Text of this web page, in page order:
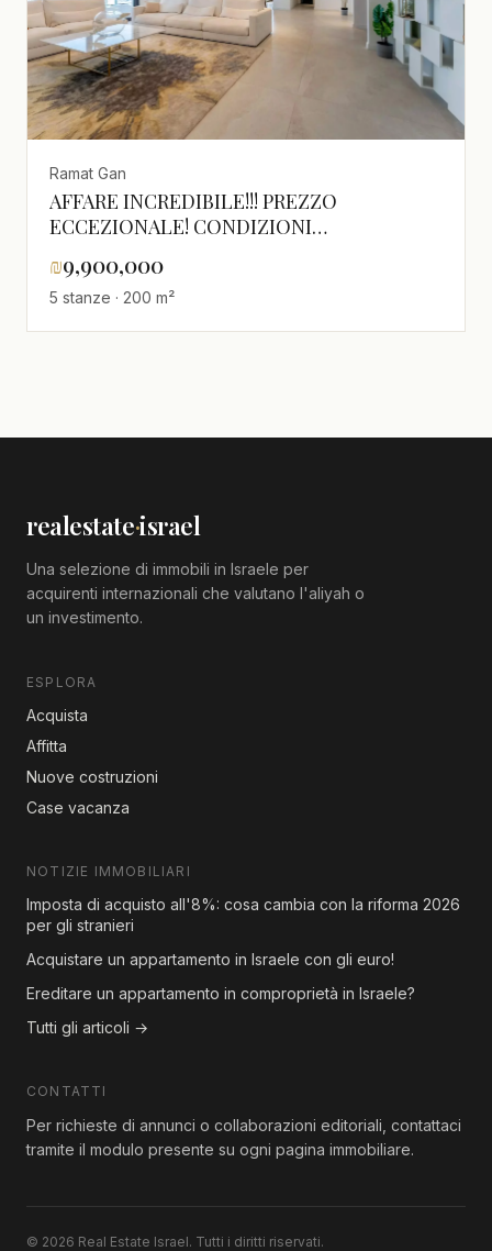
Ramat Gan
AFFARE INCREDIBILE!!! PREZZO
ECCEZIONALE! CONDIZIONI
₪9,900,000
5 stanze · 200 m²
realestate·israel
Una selezione di immobili in Israele per
acquirenti internazionali che valutano l'aliyah o
un investimento.
ESPLORA
Acquista
Affitta
Nuove costruzioni
Case vacanza
NOTIZIE IMMOBILIARI
Imposta di acquisto all'8%: cosa cambia con la riforma 2026
per gli stranieri
Acquistare un appartamento in Israele con gli euro!
Ereditare un appartamento in comproprietà in Israele?
Tutti gli articoli →
CONTATTI
Per richieste di annunci o collaborazioni editoriali, contattaci
tramite il modulo presente su ogni pagina immobiliare.
© 2026 Real Estate Israel. Tutti i diritti riservati.